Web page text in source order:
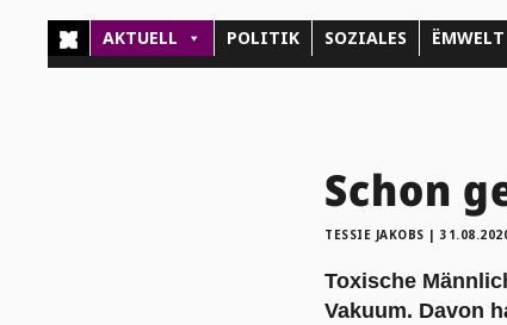
AKTUELL POLITIK SOZIALES ËMWELT
Schon
TESSIE JAKOBS |
Toxische
Vakuum. Davon